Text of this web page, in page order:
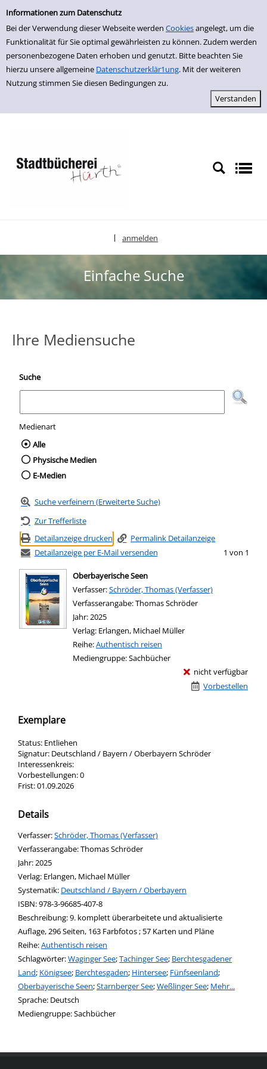
Einfache Suche
Informationen zum Datenschutz
Bei der Verwendung dieser Webseite werden Cookiesangelegt, um die
Funktionalität für Sie optimal gewährleisten zu können. Zudem werden
personenbezogene Daten erhoben und genutzt. Bitte beachten Sie
hierzu unsere allgemeine Datenschutzerklär1ung. Mit der weiteren
Nutzung stimmen Sie diesen Bedingungen zu.
zur Navigation springen
zum Inhalt springen
Zur Detailanzeige springen
anmelden
Einfache Suche
Ihre Mediensuche
Suche
Medienart
Wählen Sie die Medienart nach der Sie
Alle
Physische Medien
E-Medien
Suche verfeinern (Erweiterte Suche)
Zur Trefferliste
Detailanzeige drucken
Permalink Detailanzeige
Detailanzeige per E-Mail versenden
1 von 1
Oberbayerische Seen
Verfasser:Suche nach diesem Verfasser
Schröder, Thomas (Verfasser)
Verfasserangabe:Thomas Schröder
Jahr:2025
Verlag: Erlangen, Michael Müller
Reihe:Authentisch reisen
Mediengruppe:Sachbücher
nicht verfügbar
Vorbestellen
Exemplare
Status: Entliehen
Signatur: Deutschland / Bayern / Oberbayern Schröder
Interessenkreis:
Vorbestellungen:0
Frist:01.09.2026
Details
Verfasser:Suche nach diesem Verfasser
Schröder, Thomas (Verfasser)
Verfasserangabe:Thomas Schröder
Jahr:2025
Verlag: Erlangen, Michael Müller
opens in new tab
Diesen Link in neuem Tab öffnen
Systematik: Suche nach dieser Systematik
Deutschland / Bayern / Oberbayern
Suche nach diesem Interessenskreis
ISBN:978-3-96685-407-8
Beschreibung:9. komplett überarbeitete und aktualisierte
Auflage, 296 Seiten, 163 Farbfotos ; 57 Karten und Pläne
Reihe:Authentisch reisen
Schlagwörter:Waginger See;Tachinger See; Berchtesgadener
Land; Königsee; Berchtesgaden; Hintersee; Fünfseenland;
Oberbayerische Seen;Starnberger See;Weßlinger See; Mehr...
Suche nach dieser Beteiligten Person
Sprache: Deutsch
Mediengruppe:Sachbücher